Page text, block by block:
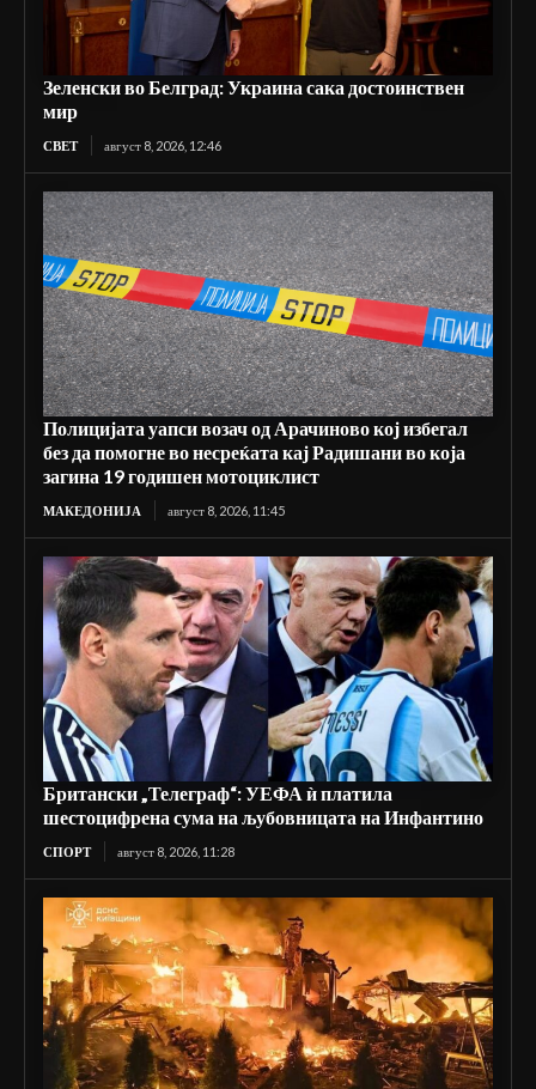
Зеленски во Белград: Украина сака достоинствен
мир
СВЕТ август 8, 2026, 12:46
Полицијата уапси возач од Арачиново кој избегал
без да помогне во несреќата кај Радишани во која
загина 19 годишен мотоциклист
МАКЕДОНИЈА август 8, 2026, 11:45
Британски „Телеграф“: УЕФА ѝ платила
шестоцифрена сума на љубовницата на Инфантино
СПОРТ август 8, 2026, 11:28